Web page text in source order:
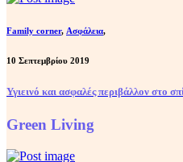
Family corner, Ασφάλεια,
10 Σεπτεμβρίου 2019
Υγιεινό και ασφαλές περιβάλλον στο
Green Living